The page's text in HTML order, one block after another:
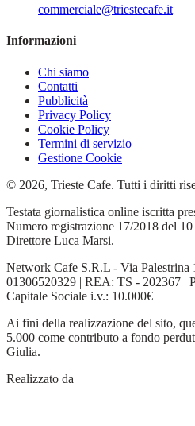
commerciale@triestecafe.it
Informazioni
Chi siamo
Contatti
Pubblicità
Privacy Policy
Cookie Policy
Termini di servizio
Gestione Cookie
© 2026, Trieste Cafe. Tutti i diritti
Testata giornalistica online iscritta
Numero registrazione 17/2018 del
Direttore Luca Marsi.
Network Cafe S.R.L - Via Palestrina
01306520329 | REA: TS - 202367 |
Capitale Sociale i.v.: 10.000€
Ai fini della realizzazione del sito,
5.000 come contributo a fondo
Giulia.
Realizzato da